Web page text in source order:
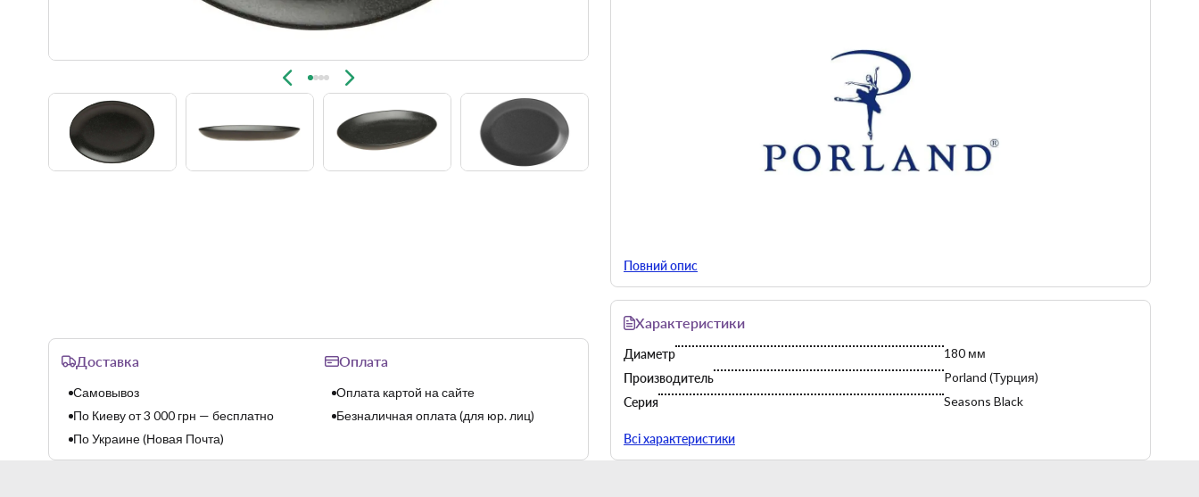
Доставка
Самовывоз
По Киеву от 3 000 грн — бесплатно
По Украине (Новая Почта)
Оплата
Оплата картой на сайте
Безналичная оплата (для юр. лиц)
Porland Seasons — пример высокого качества и аутентичного дизайна фарфоровых
изделий
Повний опис
Характеристики
Диаметр
180 мм
Производитель
Porland (Турция)
Серия
Seasons Black
Всі характеристики